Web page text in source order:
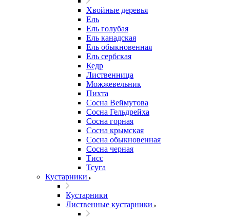
Хвойные деревья
Ель
Ель голубая
Ель канадская
Ель обыкновенная
Ель сербская
Кедр
Лиственница
Можжевельник
Пихта
Сосна Веймутова
Сосна Гельдрейха
Сосна горная
Сосна крымская
Сосна обыкновенная
Сосна черная
Тисс
Тсуга
Кустарники
Кустарники
Лиственные кустарники